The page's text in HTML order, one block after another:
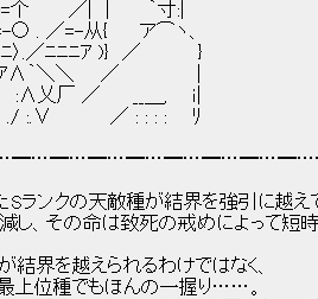
／| | ｀寸:|
／=-从{ ア⌒ヽ、
.／ﾆﾆﾆｱ )} ／ }
Λ｀＼＼ ／ |
／ __＿, ｉ|
／ : : : : ﾘ
Sランクの天敵種が結界を強引に越え
、その命は致死の戒めによって短時
界を越えられるわけではなく、
位種でもほんの一握り……。